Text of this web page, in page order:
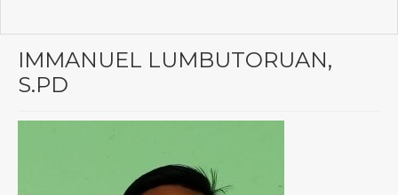
IMMANUEL LUMBUTORUAN,
S.PD